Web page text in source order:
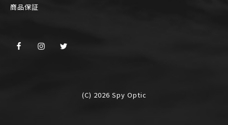
商品保証
(C) 2026 Spy Optic